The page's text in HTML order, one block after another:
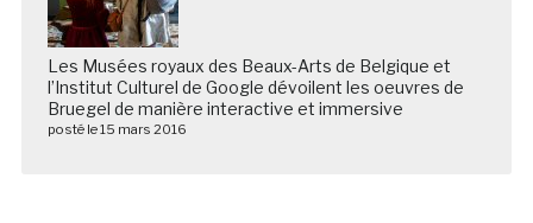
Les Musées royaux des Beaux-Arts de Belgique et
l’Institut Culturel de Google dévoilent les oeuvres de
Bruegel de manière interactive et immersive
posté le 15 mars 2016